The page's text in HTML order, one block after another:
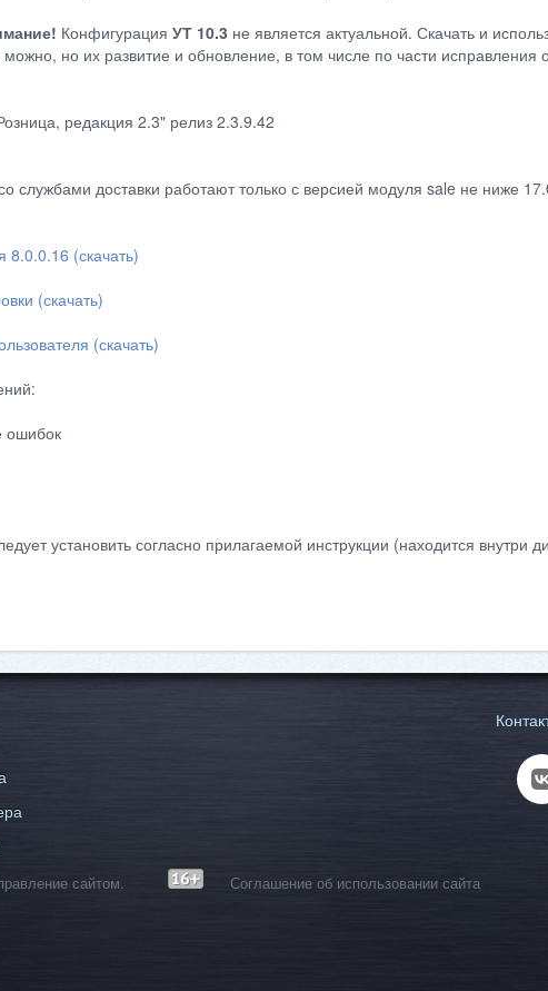
Конфигурация УТ 10.3 не является актуальной. Скачать и
но их развитие и обновление, в том числе по части
редакция 2.3" релиз 2.3.9.42
службами доставки работают только с версией модуля sale не ниже
8.0.0.16 (скачать)
(скачать)
(скачать)
ошибок
установить согласно прилагаемой инструкции (находится внутри
сайтом. Соглашение об использовании сайта